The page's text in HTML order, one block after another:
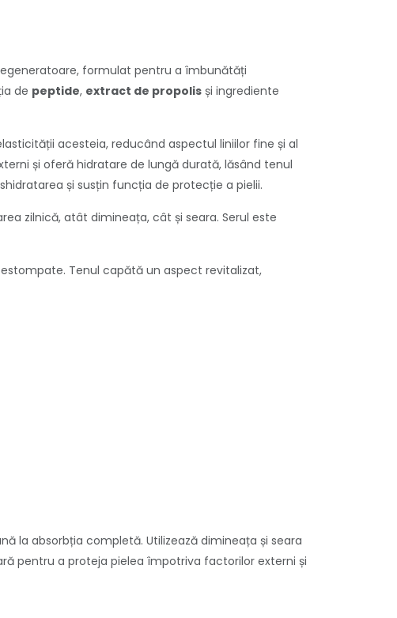
formulat pentru a îmbunătăți
de peptide, extract de propolis și ingrediente
acesteia, reducând aspectul liniilor fine și al
și oferă hidratare de lungă durată, lăsând tenul
și susțin funcția de protecție a pielii.
zilnică, atât dimineața, cât și seara. Serul este
Tenul capătă un aspect revitalizat,
la absorbția completă. Utilizează dimineața și seara
pentru a proteja pielea împotriva factorilor externi și